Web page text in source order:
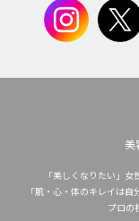
美
「美しくなりたい」
「肌・心・体のキレイは
プロの